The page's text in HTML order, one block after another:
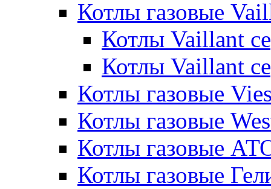
Котлы газовые
Котлы Vaillant
Котлы Vaillant
Котлы газовые
Котлы газовые
Котлы газовые
Котлы газовые